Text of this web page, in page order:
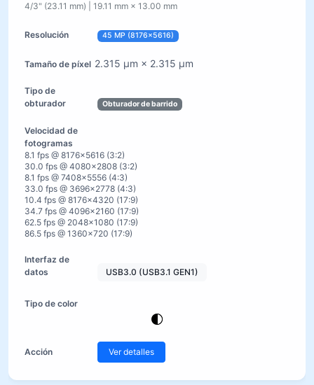
4/3" (23.11 mm) | 19.11 mm × 13.00 mm
45 MP (8176×5616)
2.315 µm × 2.315 µm
Obturador de barrido
8.1 fps @ 8176×5616 (3:2)
30.0 fps @ 4080×2808 (3:2)
8.1 fps @ 7408×5556 (4:3)
33.0 fps @ 3696×2778 (4:3)
10.4 fps @ 8176×4320 (17:9)
34.7 fps @ 4096×2160 (17:9)
62.5 fps @ 2048×1080 (17:9)
86.5 fps @ 1360×720 (17:9)
USB3.0 (USB3.1 GEN1)
Ver detalles